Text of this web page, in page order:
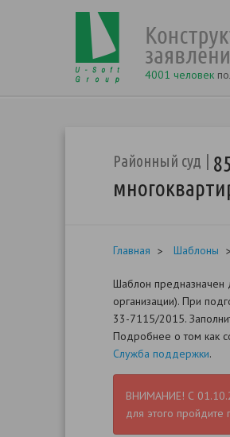
4001 человек
Районный суд
Главная Шаблоны
Шаблон предназначен
организации). При
33-7115/2015.
Подробнее о том как
Служба поддержки.
ВНИМАНИЕ! С
для этого